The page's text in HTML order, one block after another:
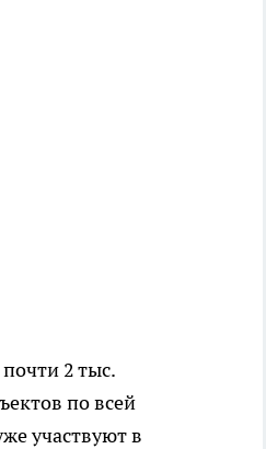
2 тыс.
по всей
участвуют в